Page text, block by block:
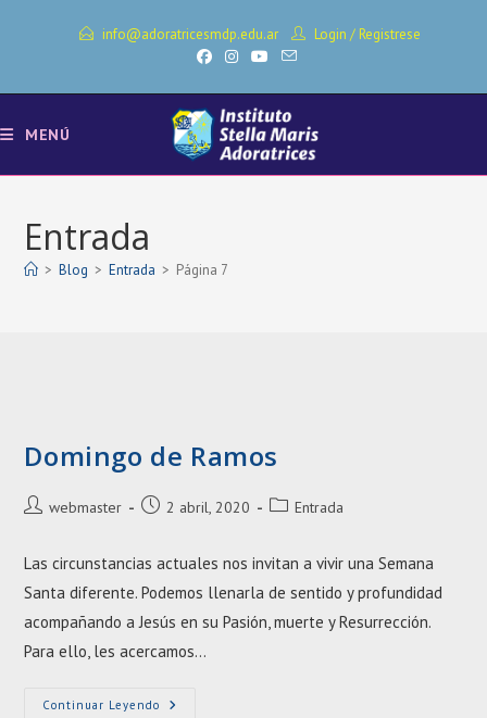
info@adoratricesmdp.edu.ar Login / Registrese
MENÚ
Entrada
> Blog > Entrada > Página 7
Domingo de Ramos
Autor
entrada:
webmaster
Entrada2 abril, 2020
Categoría
entrada:
Entrada
Las circunstancias actuales nos invitan a vivir una Semana
Santa diferente. Podemos llenarla de sentido y profundidad
acompañando a Jesús en su Pasión, muerte y Resurrección.
Para ello, les acercamos…
Continuar Leyendo Domingo